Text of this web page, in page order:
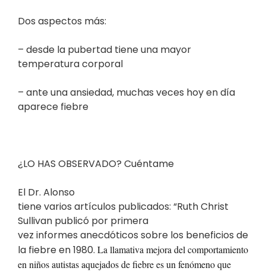
Dos aspectos más:
– desde la pubertad tiene una mayor
temperatura corporal
– ante una ansiedad, muchas veces hoy en día
aparece fiebre
¿LO HAS OBSERVADO? Cuéntame
El Dr. Alonso
tiene varios artículos publicados: “Ruth Christ
Sullivan publicó por primera
vez informes anecdóticos sobre los beneficios de
la fiebre en 1980. La llamativa mejora del comportamiento
en niños autistas aquejados de fiebre es un fenómeno que